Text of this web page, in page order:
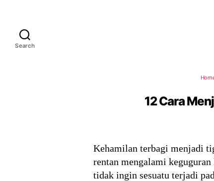
Search
12 Cara
Kehamilan terbagi menjadi
rentan mengalami
tidak ingin sesuatu terjadi